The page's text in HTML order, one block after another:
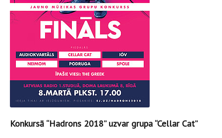
Konkursā “Hadrons 2018” uzvar grupa “Cellar Cat”